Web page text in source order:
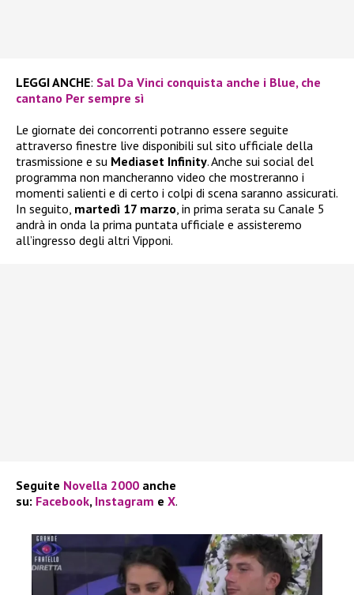
LEGGI ANCHE: Sal Da Vinci conquista anche i Blue, che
cantano Per sempre sì
Le giornate dei concorrenti potranno essere seguite
attraverso finestre live disponibili sul sito ufficiale della
trasmissione e su Mediaset Infinity. Anche sui social del
programma non mancheranno video che mostreranno i
momenti salienti e di certo i colpi di scena saranno assicurati.
In seguito, martedì 17 marzo , in prima serata su Canale 5
andrà in onda la prima puntata ufficiale e assisteremo
all’ingresso degli altri Vipponi.
Seguite Novella 2000 anche
su: Facebook, Instagram e X.